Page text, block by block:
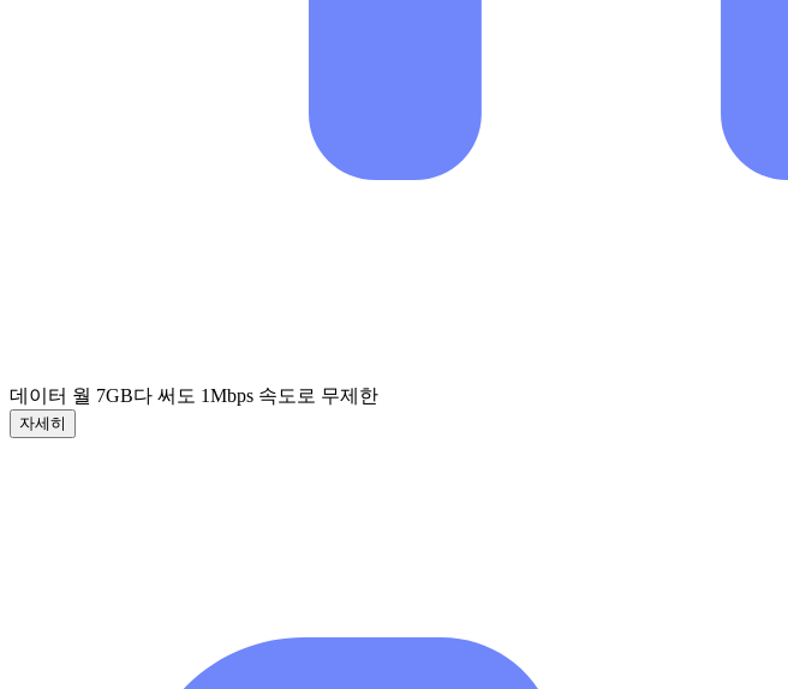
데이터 월 7GB다 써도 1Mbps 속도로 무제한
자세히